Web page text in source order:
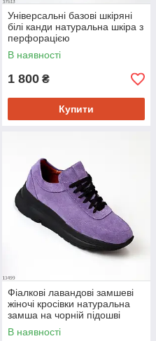
Універсальні базові шкіряні
білі канди натуральна шкіра з
перфорацією
В наявності
1 800 ₴
Купити
Фіалкові лавандові замшеві
жіночі кросівки натуральна
замша на чорній підошві
В наявності